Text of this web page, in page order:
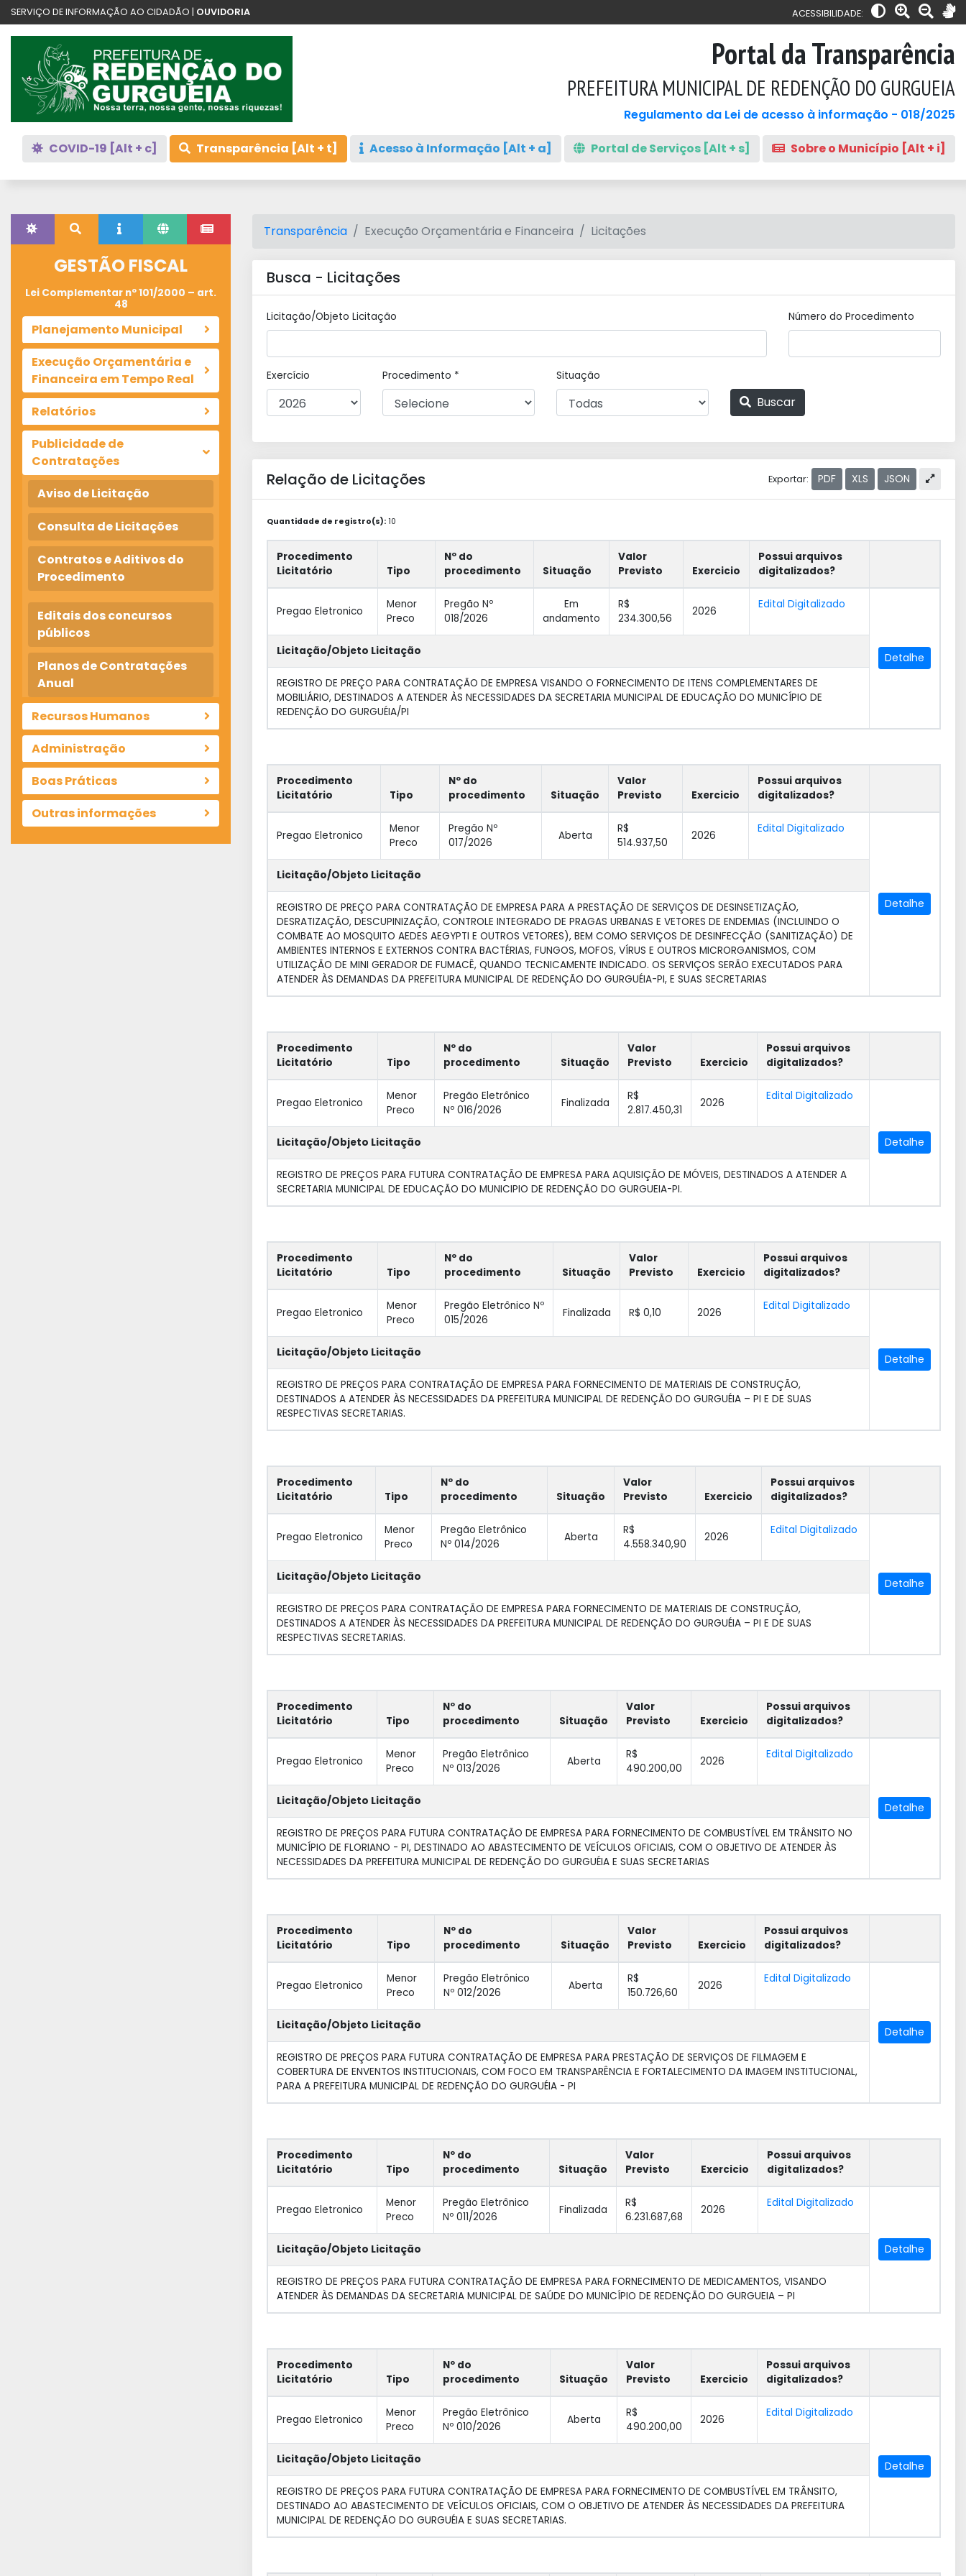
SERVIÇO DE INFORMAÇÃO AO CIDADÃO | OUVIDORIA ACESSIBILIDADE:
Portal da Transparência
PREFEITURA MUNICIPAL DE REDENÇÃO DO GURGUEIA
Regulamento da Lei de acesso à informação - 018/2025
COVID-19 [Alt + c] Transparência [Alt + t] Acesso à Informação [Alt + a] Portal de Serviços [Alt + s] Sobre o Município [Alt + i]
GESTÃO FISCAL
Lei Complementar nº 101/2000 – art.
48
Planejamento Municipal
Execução Orçamentária e
Financeira em Tempo Real
Relatórios
Publicidade de
Contratações
Aviso de Licitação
Consulta de Licitações
Contratos e Aditivos do
Procedimento
Editais dos concursos
públicos
Planos de Contratações
Anual
Recursos Humanos
Administração
Boas Práticas
Outras informações
Transparência Execução Orçamentária e Financeira Licitações
Busca - Licitações
Licitação/Objeto Licitação Número do Procedimento
Exercício Procedimento * Situação
Buscar
Relação de Licitações Exportar: PDF XLS JSON
Quantidade de registro(s): 10
Procedimento
Licitatório
Tipo
Nº do
procedimento
Situação
Valor
Previsto
Exercicio
Possui arquivos
digitalizados?
Pregao Eletronico
Menor
Preco
Pregão Nº
018/2026
Em
andamento
R$
234.300,56
2026
Edital Digitalizado
Detalhe
Licitação/Objeto Licitação
REGISTRO DE PREÇO PARA CONTRATAÇÃO DE EMPRESA VISANDO O FORNECIMENTO DE ITENS COMPLEMENTARES DE
MOBILIÁRIO, DESTINADOS A ATENDER ÀS NECESSIDADES DA SECRETARIA MUNICIPAL DE EDUCAÇÃO DO MUNICÍPIO DE
REDENÇÃO DO GURGUÉIA/PI
Procedimento
Licitatório
Tipo
Nº do
procedimento
Situação
Valor
Previsto
Exercicio
Possui arquivos
digitalizados?
Pregao Eletronico
Menor
Preco
Pregão Nº
017/2026
Aberta
R$
514.937,50
2026
Edital Digitalizado
Detalhe
Licitação/Objeto Licitação
REGISTRO DE PREÇO PARA CONTRATAÇÃO DE EMPRESA PARA A PRESTAÇÃO DE SERVIÇOS DE DESINSETIZAÇÃO,
DESRATIZAÇÃO, DESCUPINIZAÇÃO, CONTROLE INTEGRADO DE PRAGAS URBANAS E VETORES DE ENDEMIAS (INCLUINDO O
COMBATE AO MOSQUITO AEDES AEGYPTI E OUTROS VETORES), BEM COMO SERVIÇOS DE DESINFECÇÃO (SANITIZAÇÃO) DE
AMBIENTES INTERNOS E EXTERNOS CONTRA BACTÉRIAS, FUNGOS, MOFOS, VÍRUS E OUTROS MICRORGANISMOS, COM
UTILIZAÇÃO DE MINI GERADOR DE FUMACÊ, QUANDO TECNICAMENTE INDICADO. OS SERVIÇOS SERÃO EXECUTADOS PARA
ATENDER ÀS DEMANDAS DA PREFEITURA MUNICIPAL DE REDENÇÃO DO GURGUÉIA-PI, E SUAS SECRETARIAS
Procedimento
Licitatório
Tipo
Nº do
procedimento
Situação
Valor
Previsto
Exercicio
Possui arquivos
digitalizados?
Pregao Eletronico
Menor
Preco
Pregão Eletrônico
Nº 016/2026
Finalizada
R$
2.817.450,31
2026
Edital Digitalizado
Detalhe
Licitação/Objeto Licitação
REGISTRO DE PREÇOS PARA FUTURA CONTRATAÇÃO DE EMPRESA PARA AQUISIÇÃO DE MÓVEIS, DESTINADOS A ATENDER A
SECRETARIA MUNICIPAL DE EDUCAÇÃO DO MUNICIPIO DE REDENÇÃO DO GURGUEIA-PI.
Procedimento
Licitatório
Tipo
Nº do
procedimento
Situação
Valor
Previsto
Exercicio
Possui arquivos
digitalizados?
Pregao Eletronico
Menor
Preco
Pregão Eletrônico Nº
015/2026
Finalizada R$ 0,10 2026
Edital Digitalizado
Detalhe
Licitação/Objeto Licitação
REGISTRO DE PREÇOS PARA CONTRATAÇÃO DE EMPRESA PARA FORNECIMENTO DE MATERIAIS DE CONSTRUÇÃO,
DESTINADOS A ATENDER ÀS NECESSIDADES DA PREFEITURA MUNICIPAL DE REDENÇÃO DO GURGUÉIA – PI E DE SUAS
RESPECTIVAS SECRETARIAS.
Procedimento
Licitatório
Tipo
Nº do
procedimento
Situação
Valor
Previsto
Exercicio
Possui arquivos
digitalizados?
Pregao Eletronico
Menor
Preco
Pregão Eletrônico
Nº 014/2026
Aberta
R$
4.558.340,90
2026
Edital Digitalizado
Detalhe
Licitação/Objeto Licitação
REGISTRO DE PREÇOS PARA CONTRATAÇÃO DE EMPRESA PARA FORNECIMENTO DE MATERIAIS DE CONSTRUÇÃO,
DESTINADOS A ATENDER ÀS NECESSIDADES DA PREFEITURA MUNICIPAL DE REDENÇÃO DO GURGUÉIA – PI E DE SUAS
RESPECTIVAS SECRETARIAS.
Procedimento
Licitatório
Tipo
Nº do
procedimento
Situação
Valor
Previsto
Exercicio
Possui arquivos
digitalizados?
Pregao Eletronico
Menor
Preco
Pregão Eletrônico
Nº 013/2026
Aberta
R$
490.200,00
2026
Edital Digitalizado
Detalhe
Licitação/Objeto Licitação
REGISTRO DE PREÇOS PARA FUTURA CONTRATAÇÃO DE EMPRESA PARA FORNECIMENTO DE COMBUSTÍVEL EM TRÂNSITO NO
MUNICÍPIO DE FLORIANO - PI, DESTINADO AO ABASTECIMENTO DE VEÍCULOS OFICIAIS, COM O OBJETIVO DE ATENDER ÀS
NECESSIDADES DA PREFEITURA MUNICIPAL DE REDENÇÃO DO GURGUÉIA E SUAS SECRETARIAS
Procedimento
Licitatório
Tipo
Nº do
procedimento
Situação
Valor
Previsto
Exercicio
Possui arquivos
digitalizados?
Pregao Eletronico
Menor
Preco
Pregão Eletrônico
Nº 012/2026
Aberta
R$
150.726,60
2026
Edital Digitalizado
Detalhe
Licitação/Objeto Licitação
REGISTRO DE PREÇOS PARA FUTURA CONTRATAÇÃO DE EMPRESA PARA PRESTAÇÃO DE SERVIÇOS DE FILMAGEM E
COBERTURA DE ENVENTOS INSTITUCIONAIS, COM FOCO EM TRANSPARÊNCIA E FORTALECIMENTO DA IMAGEM INSTITUCIONAL,
PARA A PREFEITURA MUNICIPAL DE REDENÇÃO DO GURGUÉIA - PI
Procedimento
Licitatório
Tipo
Nº do
procedimento
Situação
Valor
Previsto
Exercicio
Possui arquivos
digitalizados?
Pregao Eletronico
Menor
Preco
Pregão Eletrônico
Nº 011/2026
Finalizada
R$
6.231.687,68
2026
Edital Digitalizado
Detalhe
Licitação/Objeto Licitação
REGISTRO DE PREÇOS PARA FUTURA CONTRATAÇÃO DE EMPRESA PARA FORNECIMENTO DE MEDICAMENTOS, VISANDO
ATENDER ÀS DEMANDAS DA SECRETARIA MUNICIPAL DE SAÚDE DO MUNICÍPIO DE REDENÇÃO DO GURGUEIA – PI
Procedimento
Licitatório
Tipo
Nº do
procedimento
Situação
Valor
Previsto
Exercicio
Possui arquivos
digitalizados?
Pregao Eletronico
Menor
Preco
Pregão Eletrônico
Nº 010/2026
Aberta
R$
490.200,00
2026
Edital Digitalizado
Detalhe
Licitação/Objeto Licitação
REGISTRO DE PREÇOS PARA FUTURA CONTRATAÇÃO DE EMPRESA PARA FORNECIMENTO DE COMBUSTÍVEL EM TRÂNSITO,
DESTINADO AO ABASTECIMENTO DE VEÍCULOS OFICIAIS, COM O OBJETIVO DE ATENDER ÀS NECESSIDADES DA PREFEITURA
MUNICIPAL DE REDENÇÃO DO GURGUÉIA E SUAS SECRETARIAS.